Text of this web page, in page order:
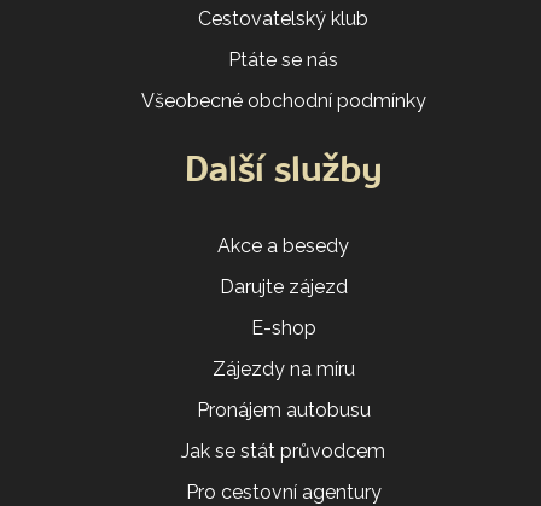
Cestovatelský klub
Ptáte se nás
Všeobecné obchodní podmínky
Další služby
Akce a besedy
Darujte zájezd
E-shop
Zájezdy na míru
Pronájem autobusu
Jak se stát průvodcem
Pro cestovní agentury